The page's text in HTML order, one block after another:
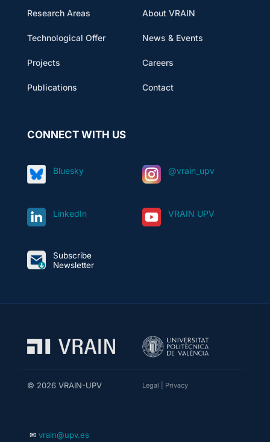
Research Areas
Technological Offer
Projects
Publications
About VRAIN
News & Events
Careers
Contact
CONNECT WITH US
Bluesky @vrain_upv
LinkedIn VRAIN UPV
Subscribe
Newsletter
© 2026 VRAIN-UPV Legal Privacy
✉ vrain@upv.es